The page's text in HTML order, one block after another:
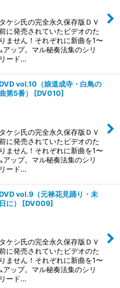
ケシ氏の完全永久保存版ＤＶ
に発売されていたビデオのた
ません！それぞれに新曲を1〜
ップ。マル秘奏法集のシリ
ード…
vol.10（娘道成寺・白鳥の
第5番）
[DV010]
ケシ氏の完全永久保存版ＤＶ
に発売されていたビデオのた
ません！それぞれに新曲を1〜
ップ。マル秘奏法集のシリ
ード…
vol.9（元禄花見踊り・未
に）
[DV009]
ケシ氏の完全永久保存版ＤＶ
に発売されていたビデオのた
ません！それぞれに新曲を1〜
ップ。マル秘奏法集のシリ
ード…